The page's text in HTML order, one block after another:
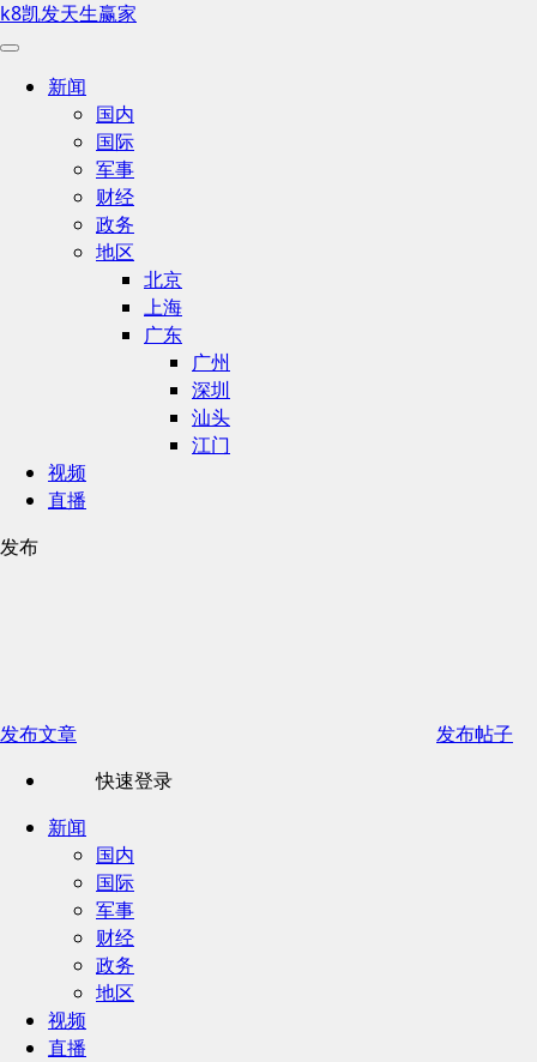
k8凯发天生赢家
新闻
国内
国际
军事
财经
政务
地区
北京
上海
广东
广州
深圳
汕头
江门
视频
直播
发布
发布文章
发布帖子
快速登录
新闻
国内
国际
军事
财经
政务
地区
视频
直播